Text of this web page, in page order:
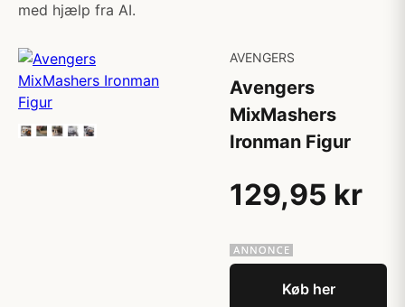
med hjælp fra AI.
AVENGERS
Avengers
MixMashers
Ironman Figur
129,95 kr
Køb her